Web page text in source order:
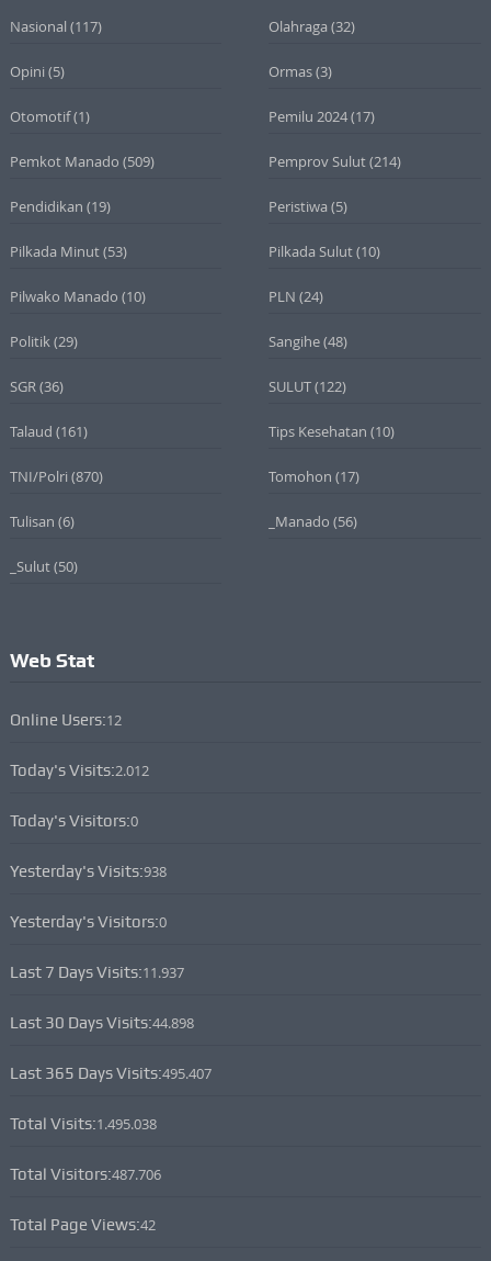
Nasional (117) Olahraga (32)
Opini (5) Ormas(3)
Otomotif(1) Pemilu 2024(17)
Pemkot Manado (509) Pemprov Sulut(214)
Pendidikan (19) Peristiwa (5)
Pilkada Minut(53) Pilkada Sulut(10)
Pilwako Manado (10) PLN (24)
Politik(29) Sangihe(48)
SGR(36) SULUT(122)
Talaud (161) Tips Kesehatan (10)
TNI/Polri (870) Tomohon (17)
Tulisan (6) _Manado (56)
_Sulut(50)
Web Stat
Online Users:12
Today's Visits:2.012
Today's Visitors:0
Yesterday's Visits:938
Yesterday's Visitors:0
Last 7 Days Visits:11.937
Last 30 Days Visits:44.898
Last 365 Days Visits:495.407
Total Visits:1.495.038
Total Visitors:487.706
Total Page Views:42